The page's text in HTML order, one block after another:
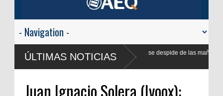
ÚLTIMAS NOTICIAS
se despide de las mañanas informativas de Onda Cero: "El viaje mereció
Juan Ignacio Solera (Ivoox):